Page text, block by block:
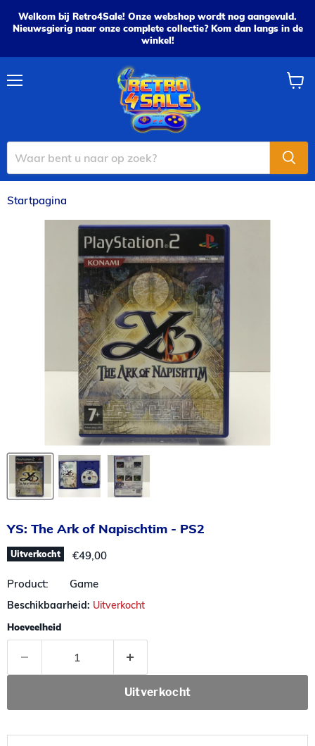
Welkom bij Retro4Sale! Onze webshop wordt nog aangevuld.
Nieuwsgierig naar onze complete collectie? Kom dan langs in de
winkel!
Startpagina
YS: The Ark of Napischtim - PS2
Uitverkocht Huidige prijs
€49,00
Product: Game
Beschikbaarheid: Uitverkocht
Hoeveelheid
Uitverkocht